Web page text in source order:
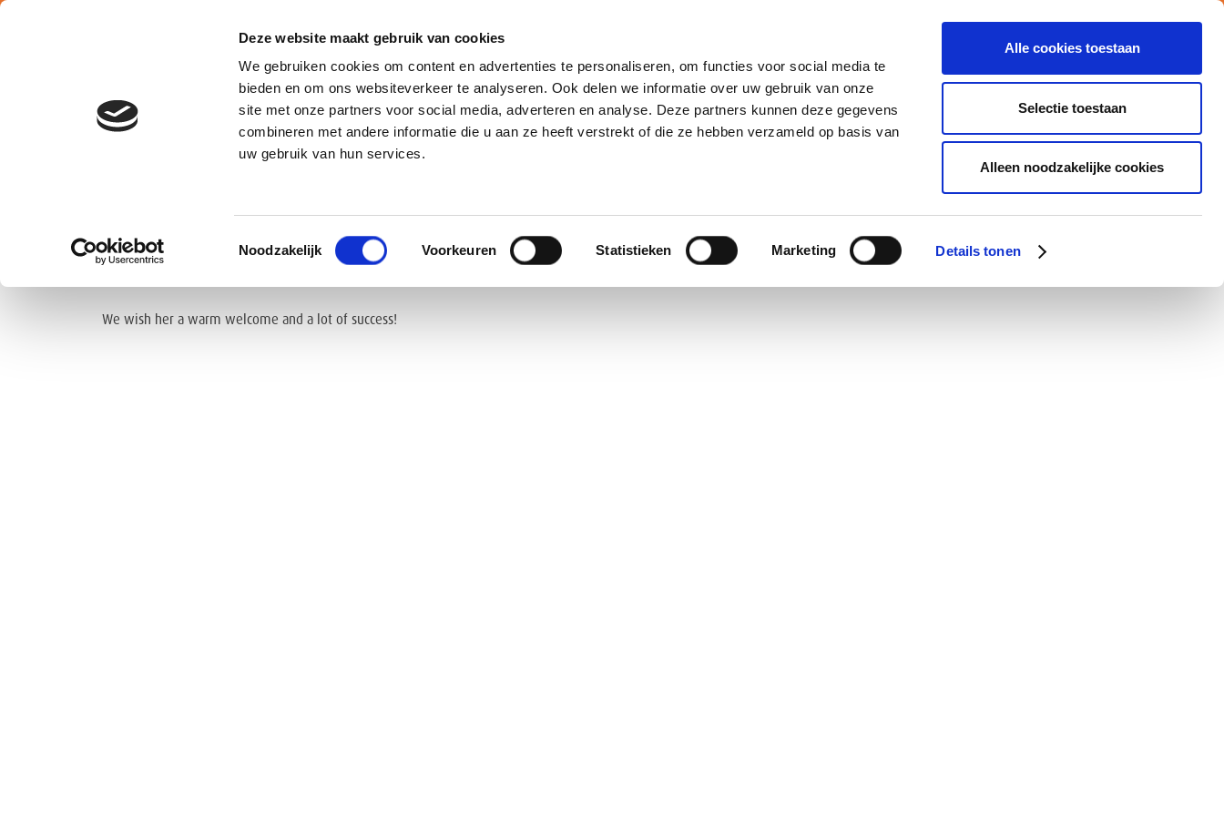
Deze website maakt gebruik van cookies
We gebruiken cookies om content en advertenties te personaliseren, om functies voor social media te
bieden en om ons websiteverkeer te analyseren. Ook delen we informatie over uw gebruik van onze
site met onze partners voor social media, adverteren en analyse. Deze partners kunnen deze gegevens
combineren met andere informatie die u aan ze heeft verstrekt of die ze hebben verzameld op basis van
uw gebruik van hun services.
Toestemmingsselectie
Noodzakelijk Voorkeuren Statistieken Marketing Details tonen
Alle cookies toestaan
Selectie toestaan
Alleen noodzakelijke cookies
Vacatures Nieuws MY ATALIAN
Belgium
Shani studied at the Karel de Grote-Hogeschool in Antwerpen and has extensive experience in Sales and Account Management. Shani strengthens the national Sales team under
We wish her a warm welcome and a lot of success!